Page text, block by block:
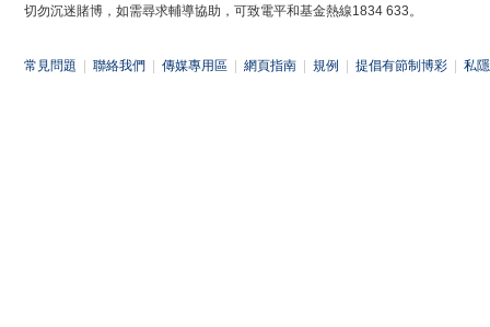
切勿沉迷賭博，如需尋求輔導協助，可致電平和基金熱線1834 633。
常見問題 聯絡我們 傳媒專用區 網頁指南 規例 提倡有節制博彩 私